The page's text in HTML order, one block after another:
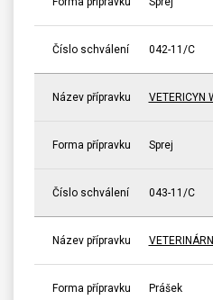
Číslo schválení 042-11/C
Název přípravku VETERICYN
Forma přípravku Sprej
Číslo schválení 043-11/C
Název přípravku
Forma přípravku Prášek